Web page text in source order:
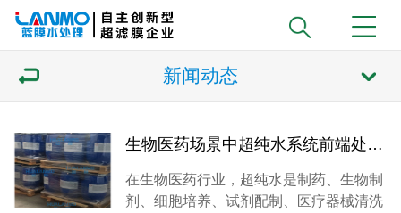
新闻动态
生物医药场景中超纯水系统前端处理不好的影响
在生物医药行业，超纯水是制药、生物制
剂、细胞培养、试剂配制、医疗器械清洗